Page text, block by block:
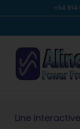
al
+34 914
Line interactive